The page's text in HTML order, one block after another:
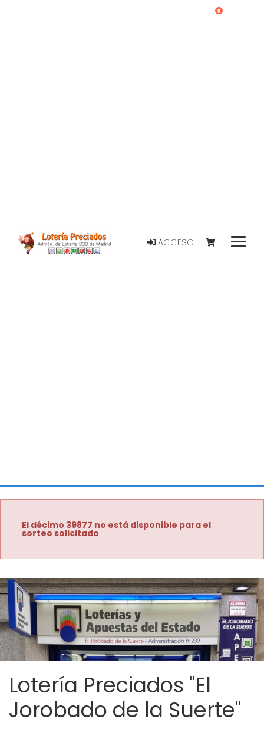
ACCESO
0
El décimo 39877 no está disponible para el
sorteo solicitado
Lotería Preciados "El
Jorobado de la Suerte"